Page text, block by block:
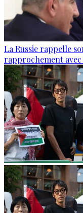
La Russie rappelle
rapprochement avec